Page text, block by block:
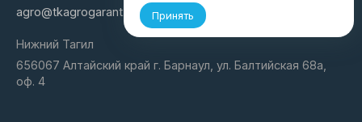
agro@tkagrogarant.ru
Нижний Тагил
656067 Алтайский край г. Барнаул, ул. Балтийская 68а,
оф. 4
Принять